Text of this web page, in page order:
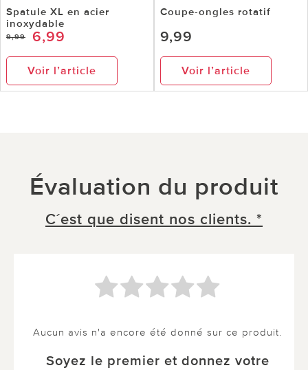
Spatule XL en acier
inoxydable
9,99 6,99
Voir l’article
Coupe-ongles rotatif
9,99
Voir l’article
Évaluation du produit
C´est que disent nos clients. *
Aucun avis n'a encore été donné sur ce produit.
Soyez le premier et donnez votre